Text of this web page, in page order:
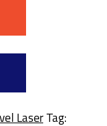
LaserTag: